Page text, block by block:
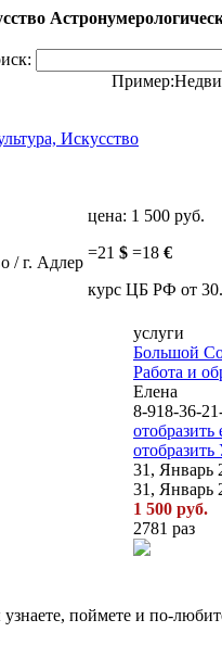
Пример:
Искусство
/ г. Адлер
цена: 1 500 руб.
=21 $ =18 €
курс ЦБ РФ от
услуги
Большой
Работа и
Елена
8-918-36-
отобразить
31, Январь
31, Январь
1 500 руб.
2781 раз
поймете и по-